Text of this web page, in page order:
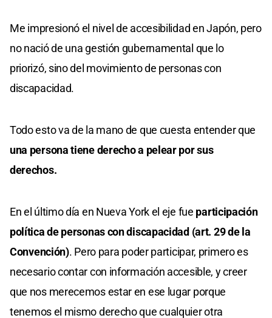
Me impresionó el nivel de accesibilidad en Japón, pero
no nació de una gestión gubernamental que lo
priorizó, sino del movimiento de personas con
discapacidad.
Todo esto va de la mano de que cuesta entender que
una persona tiene derecho a pelear por sus
derechos.
En el último día en Nueva York el eje fue participación
política de personas con discapacidad (art. 29 de la
Convención). Pero para poder participar, primero es
necesario contar con información accesible, y creer
que nos merecemos estar en ese lugar porque
tenemos el mismo derecho que cualquier otra